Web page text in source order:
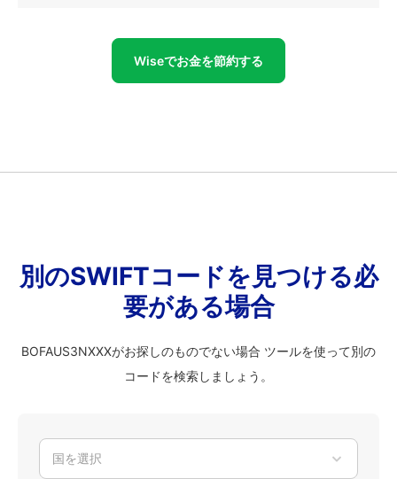
Wiseでお金を節約する
別のSWIFTコードを見つける必
要がある場合
BOFAUS3NXXXがお探しのものでない場合 ツールを使って別の
コードを検索しましょう。
国を選択